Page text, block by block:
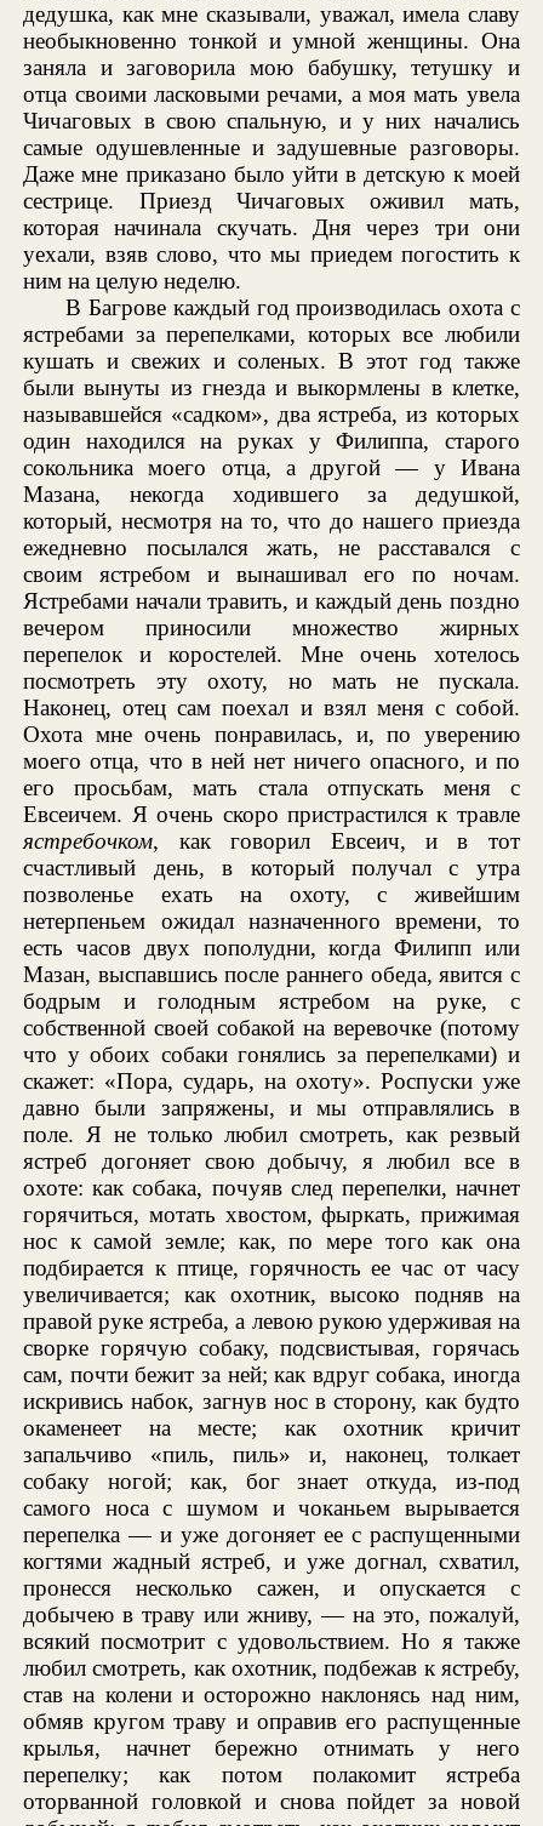
дедушка, как мне сказывали, уважал, имела славу
необыкновенно тонкой и умной женщины. Она
заняла и заговорила мою бабушку, тетушку и
отца своими ласковыми речами, а моя мать увела
Чичаговых в свою спальную, и у них начались
самые одушевленные и задушевные разговоры.
Даже мне приказано было уйти в детскую к моей
сестрице. Приезд Чичаговых оживил мать,
которая начинала скучать. Дня через три они
уехали, взяв слово, что мы приедем погостить к
ним на целую неделю.
В Багрове каждый год производилась охота с
ястребами за перепелками, которых все любили
кушать и свежих и соленых. В этот год также
были вынуты из гнезда и выкормлены в клетке,
называвшейся «садком», два ястреба, из которых
один находился на руках у Филиппа, старого
сокольника моего отца, а другой — у Ивана
Мазана, некогда ходившего за дедушкой,
который, несмотря на то, что до нашего приезда
ежедневно посылался жать, не расставался с
своим ястребом и вынашивал его по ночам.
Ястребами начали травить, и каждый день поздно
вечером приносили множество жирных
перепелок и коростелей. Мне очень хотелось
посмотреть эту охоту, но мать не пускала.
Наконец, отец сам поехал и взял меня с собой.
Охота мне очень понравилась, и, по уверению
моего отца, что в ней нет ничего опасного, и по
его просьбам, мать стала отпускать меня с
Евсеичем. Я очень скоро пристрастился к травле
ястребочком, как говорил Евсеич, и в тот
счастливый день, в который получал с утра
позволенье ехать на охоту, с живейшим
нетерпеньем ожидал назначенного времени, то
есть часов двух пополудни, когда Филипп или
Мазан, выспавшись после раннего обеда, явится с
бодрым и голодным ястребом на руке, с
собственной своей собакой на веревочке (потому
что у обоих собаки гонялись за перепелками) и
скажет: «Пора, сударь, на охоту». Роспуски уже
давно были запряжены, и мы отправлялись в
поле. Я не только любил смотреть, как резвый
ястреб догоняет свою добычу, я любил все в
охоте: как собака, почуяв след перепелки, начнет
горячиться, мотать хвостом, фыркать, прижимая
нос к самой земле; как, по мере того как она
подбирается к птице, горячность ее час от часу
увеличивается; как охотник, высоко подняв на
правой руке ястреба, а левою рукою удерживая на
сворке горячую собаку, подсвистывая, горячась
сам, почти бежит за ней; как вдруг собака, иногда
искривись набок, загнув нос в сторону, как будто
окаменеет на месте; как охотник кричит
запальчиво «пиль, пиль» и, наконец, толкает
собаку ногой; как, бог знает откуда, из-под
самого носа с шумом и чоканьем вырывается
перепелка — и уже догоняет ее с распущенными
когтями жадный ястреб, и уже догнал, схватил,
пронесся несколько сажен, и опускается с
добычею в траву или жниву, — на это, пожалуй,
всякий посмотрит с удовольствием. Но я также
любил смотреть, как охотник, подбежав к ястребу,
став на колени и осторожно наклонясь над ним,
обмяв кругом траву и оправив его распущенные
крылья, начнет бережно отнимать у него
перепелку; как потом полакомит ястреба
оторванной головкой и снова пойдет за новой